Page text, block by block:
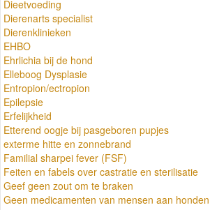
Dieetvoeding
Dierenarts specialist
Dierenklinieken
EHBO
Ehrlichia bij de hond
Elleboog Dysplasie
Entropion/ectropion
Epilepsie
Erfelijkheid
Etterend oogje bij pasgeboren pupjes
exterme hitte en zonnebrand
Familial sharpei fever (FSF)
Feiten en fabels over castratie en sterilisatie
Geef geen zout om te braken
Geen medicamenten van mensen aan